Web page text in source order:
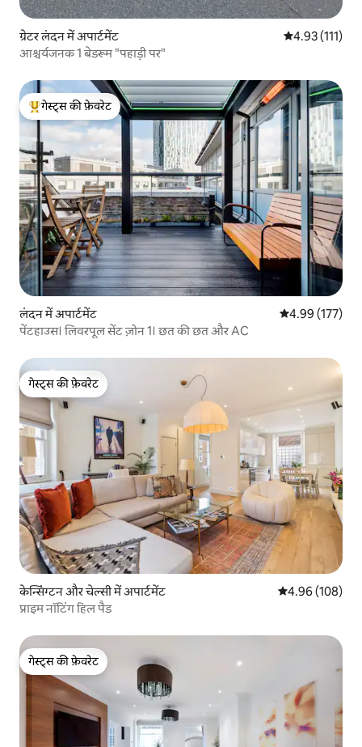
ग्रेटर लंदन में अपार्टमेंट औसत रेटिंग 5 में से
4.93 (111)
आश्चर्यजनक 1 बेडरूम "पहाड़ी पर"
गेस्ट्स का टॉप फ़ेवरेट
गेस्ट्स की फ़ेवरेट
लंदन में अपार्टमेंट औसत रेटिंग 5 में से
4.99 (177)
पेंटहाउस। लिवरपूल सेंट ज़ोन 1। छत की छत और AC
गेस्ट्स की फ़ेवरेट
गेस्ट्स की फ़ेवरेट
केन्सिंग्टन और चेल्सी में अपार्टमेंट औसत रेटिंग 5 में से
4.96 (108)
प्राइम नॉटिंग हिल पैड
गेस्ट्स की फ़ेवरेट
गेस्ट्स की फ़ेवरेट